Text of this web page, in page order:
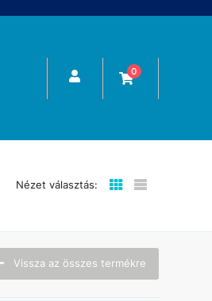
0
Nézet választás:
Vissza az összes termékre